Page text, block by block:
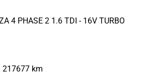
4 PHASE 2 1.6 TDI - 16V TURBO
217677 km